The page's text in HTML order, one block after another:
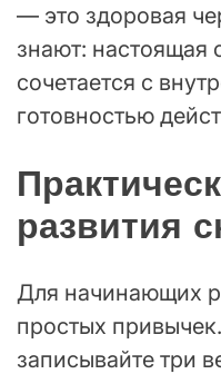
— это здоровая
знают: настоящая
сочетается с
готовностью
развития
Для начинающих
простых
записывайте три